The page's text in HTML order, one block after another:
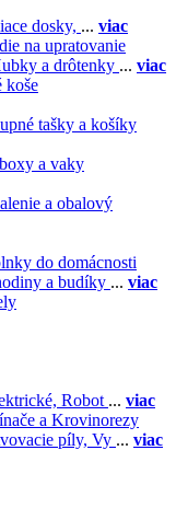
dosky, ... viac
na upratovanie
a drôtenky ... viac
koše
tašky a košíky
a vaky
a obalový
do domácnosti
a budíky ... viac
Robot ... viac
a Krovinorezy
píly, Vy ... viac